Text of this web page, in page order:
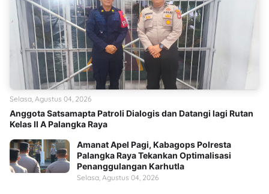
Anggota Satsamapta Patroli Dialogis dan Datangi lagi Rutan
Kelas II A Palangka Raya
Selasa, Agustus 04, 2026
Amanat Apel Pagi, Kabagops Polresta
Palangka Raya Tekankan Optimalisasi
Penanggulangan Karhutla
Selasa, Agustus 04, 2026